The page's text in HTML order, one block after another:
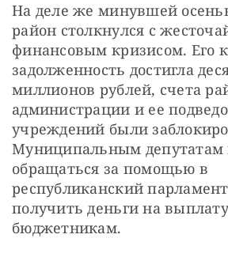
На деле же минувшей
район столкнулся с
финансовым кризисом. Его
задолженность достигла
миллионов рублей, счета
администрации и ее
учреждений были
Муниципальным депутатам
обращаться за помощью в
республиканский
получить деньги на
бюджетникам.